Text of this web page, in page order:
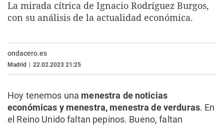
La rosa de los vientos
Como el perro y el
Caso
Equipo de
Extremadura
La Rioja
País Vasco
Virales
Elecciones
La mirada cítrica de Ignacio Rodríguez Burgos,
con su análisis de la actualidad económica.
ondacero.es
Madrid 22.02.2023 21:25
Hoy tenemos una menestra de noticias
económicas y menestra, menestra de verduras. En
el Reino Unido faltan pepinos. Bueno, faltan